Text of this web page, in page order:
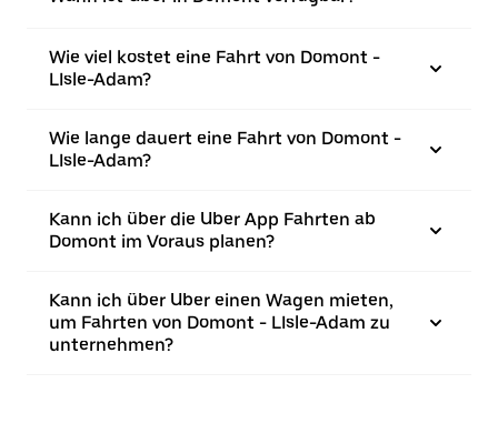
Wie viel kostet eine Fahrt von Domont -
LIsle-Adam?
Wie lange dauert eine Fahrt von Domont -
LIsle-Adam?
Kann ich über die Uber App Fahrten ab
Domont im Voraus planen?
Kann ich über Uber einen Wagen mieten,
um Fahrten von Domont - LIsle-Adam zu
unternehmen?